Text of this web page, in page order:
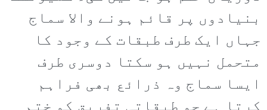
بنیادوں پر قائم ہونے والا سماج
جہاں ایک طرف طبقات کے وجود کا
متحمل نہیں ہو سکتا دوسری طرف
ایسا سماج وہ ذرائع بھی فراہم